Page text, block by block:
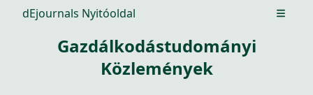
dEjournals Nyitóoldal Open
Gazdálkodástudományi
Közlemények